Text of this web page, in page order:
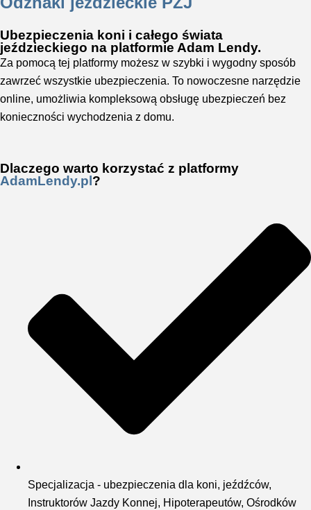
Ubezpieczenia koni i całego świata
jeździeckiego na platformie Adam Lendy.
Za pomocą tej platformy możesz w szybki i wygodny sposób
zawrzeć wszystkie ubezpieczenia. To nowoczesne narzędzie
online, umożliwia kompleksową obsługę ubezpieczeń bez
konieczności wychodzenia z domu.
Dlaczego warto korzystać z platformy
AdamLendy.pl?
Specjalizacja - ubezpieczenia dla koni, jeźdźców,
Instruktorów Jazdy Konnej, Hipoterapeutów, Ośrodków